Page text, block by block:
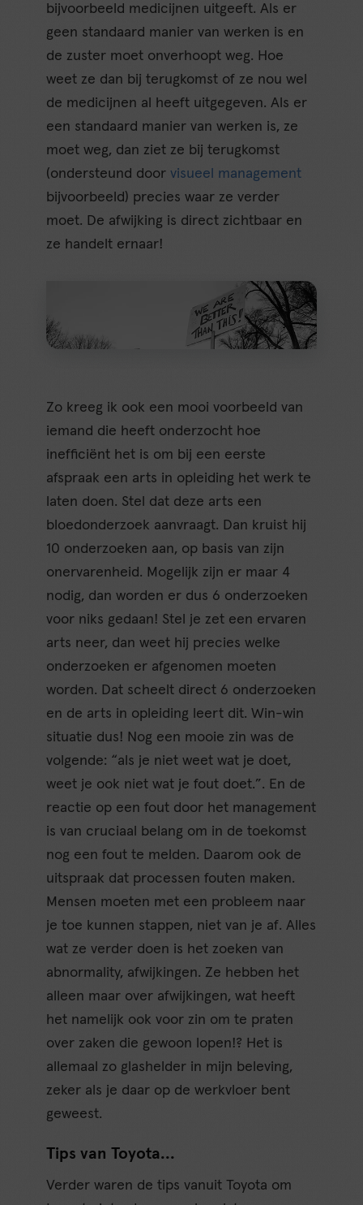
bijvoorbeeld medicijnen uitgeeft. Als er
geen standaard manier van werken is en
de zuster moet onverhoopt weg. Hoe
weet ze dan bij terugkomst of ze nou wel
de medicijnen al heeft uitgegeven. Als er
een standaard manier van werken is, ze
moet weg, dan ziet ze bij terugkomst
(ondersteund doorvisueel management
bijvoorbeeld) precies waar ze verder
moet. De afwijking is direct zichtbaar en
ze handelt ernaar!
Zo kreeg ik ook een mooi voorbeeld van
iemand die heeft onderzocht hoe
inefficiënt het is om bij een eerste
afspraak een arts in opleiding het werk te
laten doen. Stel dat deze arts een
bloedonderzoek aanvraagt. Dan kruist hij
10 onderzoeken aan, op basis van zijn
onervarenheid. Mogelijk zijn er maar 4
nodig, dan worden er dus 6 onderzoeken
voor niks gedaan! Stel je zet een ervaren
arts neer, dan weet hij precies welke
onderzoeken er afgenomen moeten
worden. Dat scheelt direct 6 onderzoeken
en de arts in opleiding leert dit. Win-win
situatie dus! Nog een mooie zin was de
volgende: “als je niet weet wat je doet,
weet je ook niet wat je fout doet.”. En de
reactie op een fout door het management
is van cruciaal belang om in de toekomst
nog een fout te melden. Daarom ook de
uitspraak dat processen fouten maken.
Mensen moeten met een probleem naar
je toe kunnen stappen, niet van je af. Alles
wat ze verder doen is het zoeken van
abnormality, afwijkingen. Ze hebben het
alleen maar over afwijkingen, wat heeft
het namelijk ook voor zin om te praten
over zaken die gewoon lopen!? Het is
allemaal zo glashelder in mijn beleving,
zeker als je daar op de werkvloer bent
geweest.
Tips van Toyota…
Verder waren de tips vanuit Toyota om